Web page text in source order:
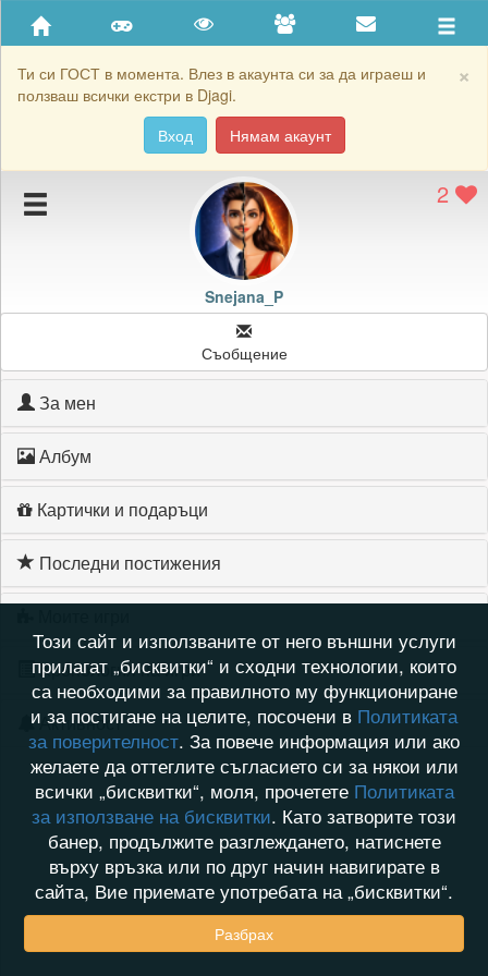
×
Ти си ГОСТ в момента. Влез в акаунта си за да играеш и
ползваш всички екстри в Djagi.
Вход
Нямам акаунт
Приятели
Хронология на игри
Подаръците на Snejana_P
Картичките на Snejana_P
2
Snejana_P
Съобщение
За мен
Албум
Картички и подаръци
Последни постижения
Хронология на игри
Активност
Този сайт и използваните от него външни услуги
прилагат „бисквитки“ и сходни технологии, които
са необходими за правилното му функциониране
и за постигане на целите, посочени в Политиката
за поверителност. За повече информация или ако
желаете да оттеглите съгласието си за някои или
всички „бисквитки“, моля, прочетете Политиката
за използване на бисквитки. Като затворите този
банер, продължите разглеждането, натиснете
върху връзка или по друг начин навигирате в
сайта, Вие приемате употребата на „бисквитки“.
Разбрах